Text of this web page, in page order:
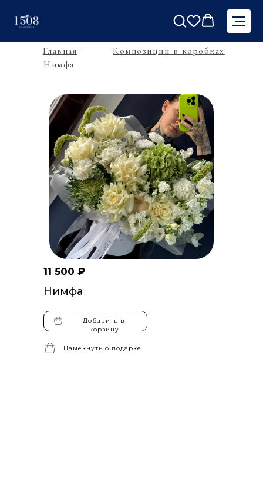
Главная
Композиции в коробках
Нимфа
11 500 ₽
Нимфа
Намекнуть о подарке
Добавить в
корзину